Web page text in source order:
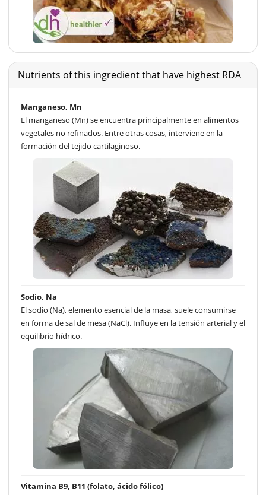
Nutrients of this ingredient that have highest RDA
Manganeso, Mn
El manganeso (Mn) se encuentra principalmente en alimentos
vegetales no refinados. Entre otras cosas, interviene en la
formación del tejido cartilaginoso.
Sodio, Na
El sodio (Na), elemento esencial de la masa, suele consumirse
en forma de sal de mesa (NaCl). Influye en la tensión arterial y el
equilibrio hídrico.
Vitamina B9, B11 (folato, ácido fólico)